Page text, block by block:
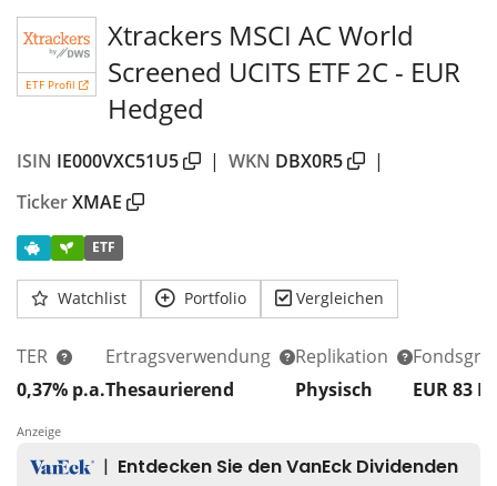
ETF Profil
Xtrackers MSCI AC World
Screened UCITS ETF 2C - EUR
Hedged
ISIN IE000VXC51U5 | WKN DBX0R5
|
TickerXMAE
ETF
Watchlist Portfolio Vergleichen
TER
0,37% p.a.
Ertragsverwendung
Thesaurierend
Replikation
Physisch
EUR 83
Anzeige